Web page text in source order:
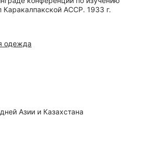
Каракалпакской АССР. 1933 г.
одежда
Азии и Казахстана